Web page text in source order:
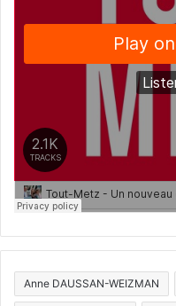
Anne DAUSSAN-WEIZMAN